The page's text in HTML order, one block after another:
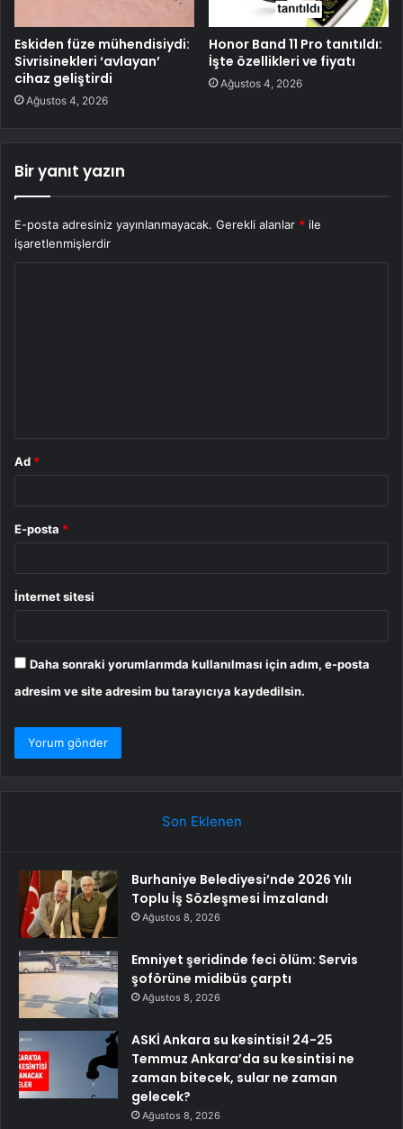
Eskiden füze mühendisiydi:
Sivrisinekleri ‘avlayan’
cihaz geliştirdi
Ağustos 4, 2026
Honor Band 11 Pro tanıtıldı:
İşte özellikleri ve fiyatı
Ağustos 4, 2026
Bir yanıt yazın
E-posta adresiniz yayınlanmayacak. Gerekli alanlar * ile
işaretlenmişlerdir
Ad *
E-posta *
İnternet sitesi
Daha sonraki yorumlarımda kullanılması için adım, e-posta
adresim ve site adresim bu tarayıcıya kaydedilsin.
Son Eklenen
Burhaniye Belediyesi’nde 2026 Yılı
Toplu İş Sözleşmesi İmzalandı
Ağustos 8, 2026
Emniyet şeridinde feci ölüm: Servis
şoförüne midibüs çarptı
Ağustos 8, 2026
ASKİ Ankara su kesintisi! 24-25
Temmuz Ankara’da su kesintisi ne
zaman bitecek, sular ne zaman
gelecek?
Ağustos 8, 2026